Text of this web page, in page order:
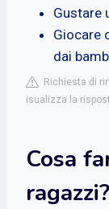
Gustare
Giocare
dai
Richiesta di
isualizza la
Cosa
ragazzi?